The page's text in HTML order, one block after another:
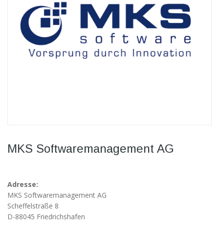
MKS Softwaremanagement AG
Adresse:
MKS Softwaremanagement AG
Scheffelstraße 8
D-88045 Friedrichshafen
Technisch
notwendige
Cookies
Diese Cookies
sind nicht
optional,
helfen uns dabei
die Funktionalität
und die Struktur
verbessern. Sie